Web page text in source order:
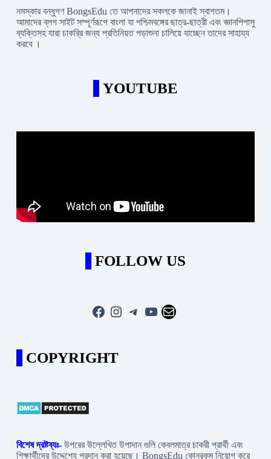
নমস্কার বন্ধুগণ BongsEdu তে আপনাদের সকলকে জানাই স্বাগতম।
আমাদের ব্লগ সাইট সম্পূর্ণরূপে বাংলা যা পশ্চিমবঙ্গের ছাত্র-ছাত্রী এবং জ্ঞানপিপাসু
ব্যক্তিসহ যারা চাকরি্র জন্য প্রতিনিয়ত পড়াশুনা চালিয়ে যাচ্ছেন তাদের সাহায্য
করবে ।
YOUTUBE
FOLLOW US
Facebook
Instagram
Telegram
YouTube
Mail
COPYRIGHT
বিশেষ দ্রষ্টব্যঃ- উপরের উল্লেখিত উপাদান গুলি কেবলমাত্র চাকরী প্রার্থী এবং
শিক্ষার্থীদের উদ্দেশ্যে প্রদান করা হয়েছে। BongsEdu কোনরকম নিয়োগ করে